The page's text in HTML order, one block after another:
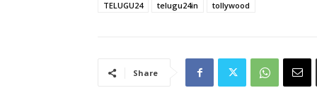
TELUGU24
telugu24in tollywood
Share